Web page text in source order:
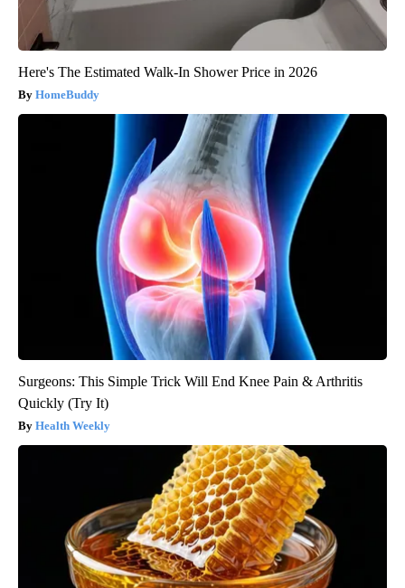
Here's The Estimated Walk-In Shower Price in 2026
HomeBuddy
Surgeons: This Simple Trick Will End Knee Pain & Arthritis
Quickly (Try It)
Health Weekly